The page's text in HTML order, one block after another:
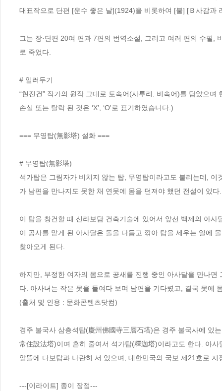
대표작으로 단편 [운수 좋은 날](1924)을 비롯하여 [불] [Ｂ사감
그는 장·단편 20여 편과 7편의 번역소설, 그리고 여러 편의 수필
로 죽었다.
# 일러두기
“현진건” 작가의 원작 그대로 토속어(사투리, 비속어)를 담았으
손실 또는 탈락 된 것은 ‘X’, ‘O'로 표기하였습니다.)
=== 무영탑(無影塔) 설화 ===
# 무영탑(無影塔)
석가탑은 그림자가 비치지 않는 탑, 무영탑이라고도 불리는데,
가 남편을 만나지도 못한 채 연못에 몸을 던져야 했던 전설이 있다.
이 탑을 창건할 때 신라보담 건축기술에 있어서 앞선 백제의 아
이 공사를 맡게 된 아사달은 돌을 다듬고 깎아 탑을 세우는 일에
찾아오게 된다.
하지만, 부정한 여자의 몸으로 공새를 진행 중인 아사달을 만나
다. 아사녀는 작은 못을 들여다 보며 남편을 기다렸고, 결국 못에
(출처 및 인용 : 문화콘텐츠닷컴)
경주 불국사 삼층석탑(慶州佛國寺三層石塔)은 경주 불국사에 있
常住設法塔)이며 흔히 줄여서 석가탑(釋迦塔)이라고도 한다. 아
앞뜰에 다보탑과 나란히 서 있으며, 대한민국의 국보 제21호로 지
---[이라이트] 종이 장점---